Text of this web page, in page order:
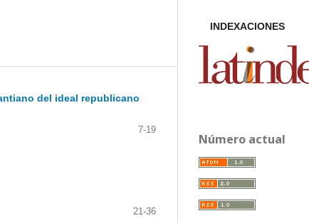
del ideal republicano
7-19
21-36
INDEXACIONES
Número actual